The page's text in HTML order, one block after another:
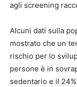
agli screening
Alcuni dati sulla
mostrato che un
rischio per lo
persone è in
sedentario e il